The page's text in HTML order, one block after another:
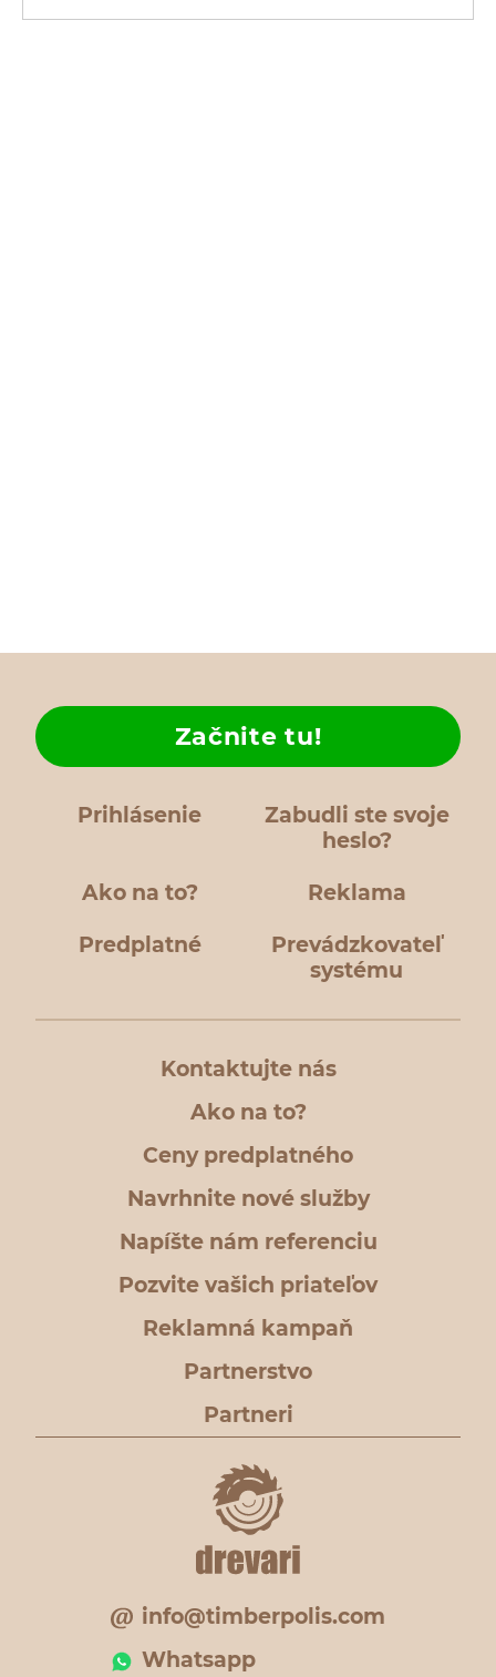
Prihlásenie
Zabudli ste svoje
heslo?
Ako na to?
Začnite tu!
Reklama
Predplatné
Prevádzkovateľ
systému
Kontaktujte nás
Ako na to?
Ceny predplatného
Navrhnite nové služby
Napíšte nám referenciu
Pozvite vašich priateľov
Reklamná kampaň
Partnerstvo
Partneri
info@timberpolis.com
Whatsapp